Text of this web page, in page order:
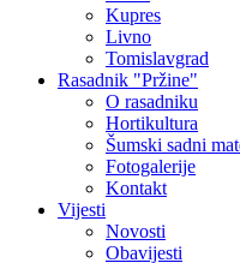
Kupres
Livno
Tomislavgrad
Rasadnik "Pržine"
O rasadniku
Hortikultura
Šumski sadni
Fotogalerije
Kontakt
Vijesti
Novosti
Obavijesti